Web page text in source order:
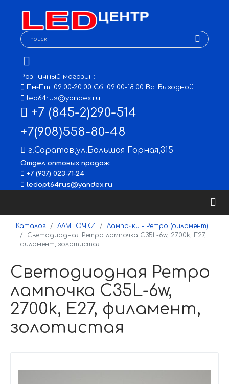
Розничный магазин:
Пн-Пт: 09:00-20:00 Сб: 09:00-18:00 Вс: Выходной
led64rus@yandex.ru
+7 (845-2)290-514
+7(908)558-80-48
г.Саратов,ул.Большая Горная,315
Отдел оптовых продаж:
+7 (937) 023-71-24
ledopt64rus@yandex.ru
Каталог ЛАМПОЧКИ
Лампочки - Ретро (филамент)
Светодиодная Ретро лампочка C35L-6w, 2700k, E27,
филамент, золотистая
Светодиодная Ретро
лампочка C35L-6w,
2700k, E27, филамент,
золотистая